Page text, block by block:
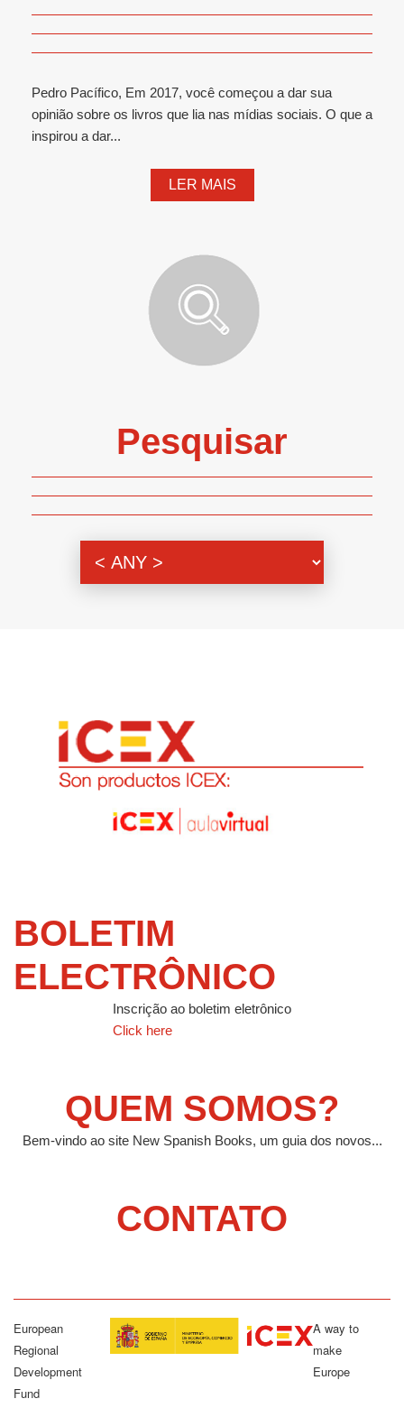
Pedro Pacífico, Em 2017, você começou a dar sua
opinião sobre os livros que lia nas mídias sociais. O que a
inspirou a dar...
LER MAIS
Pesquisar
BOLETIM
ELECTRÔNICO
Inscrição ao boletim eletrônico
Click here
QUEM SOMOS?
Bem-vindo ao site New Spanish Books, um guia dos novos...
CONTATO
European
Regional
Development
Fund
A way to
make
Europe